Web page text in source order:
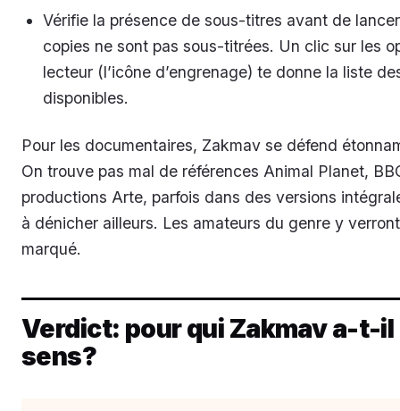
Vérifie la présence de sous-titres avant de
copies ne sont pas sous-titrées. Un clic sur les
lecteur (l’icône d’engrenage) te donne la liste
disponibles.
Pour les documentaires, Zakmav se défend
On trouve pas mal de références Animal Planet,
productions Arte, parfois dans des versions
à dénicher ailleurs. Les amateurs du genre y
marqué.
Verdict: pour qui Zakmav a-t-il
sens?